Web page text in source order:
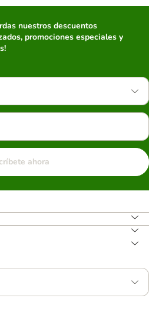
nuestros descuentos
promociones especiales y
ahora